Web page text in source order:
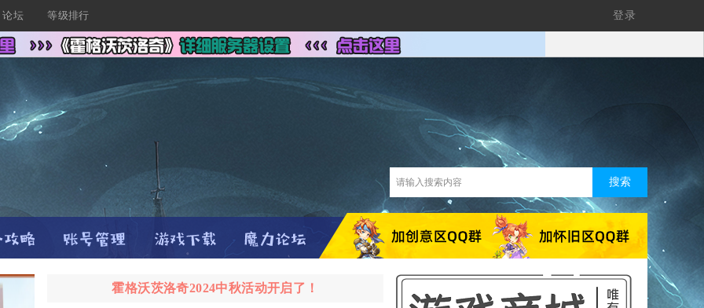
论坛 等级排行 登录
搜索
霍格沃茨洛奇2024中秋活动开启了！